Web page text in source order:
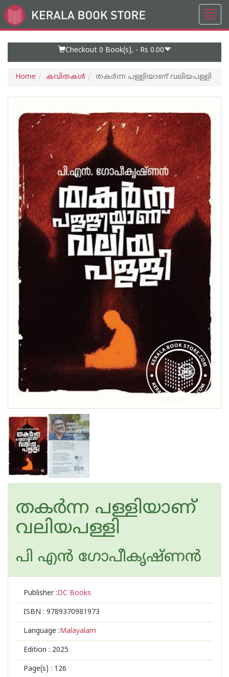
Go
to
Checkout 0 Book(s), - Rs 0.00
Home കവിതകള്‍ തകർന്ന പള്ളിയാണ് വലിയപള്ളി
തകർന്ന പള്ളിയാണ്
വലിയപള്ളി
പി എന്‍ ഗോപീകൃഷ്ണന്‍
Publisher :DC Books
ISBN : 9789370981973
Language :Malayalam
Edition : 2025
Page(s) : 126